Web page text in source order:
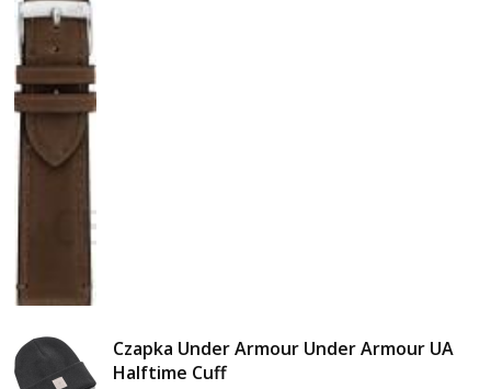
Czapka Under Armour Under Armour UA
Halftime Cuff